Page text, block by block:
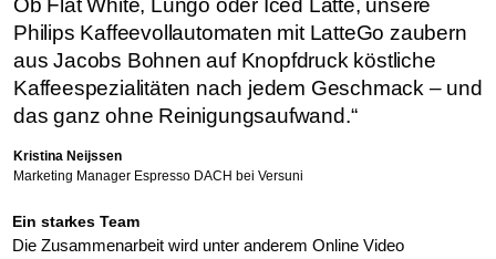
Ob Flat White, Lungo oder Iced Latte, unsere
Philips Kaffeevollautomaten mit LatteGo zaubern
aus Jacobs Bohnen auf Knopfdruck köstliche
Kaffeespezialitäten nach jedem Geschmack – und
das ganz ohne Reinigungsaufwand.“
Kristina Neijssen
Marketing Manager Espresso DACH bei Versuni
Ein starkes Team
Die Zusammenarbeit wird unter anderem Online Video